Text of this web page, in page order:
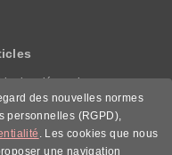
des démarches
des nouvelles normes
personnelles (RGPD),
. Les cookies que nous
une navigation